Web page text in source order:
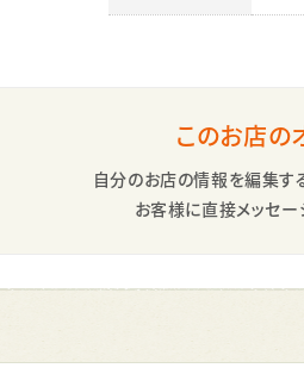
このお店の
自分のお店の情報を編集す
お客様に直接メッセ